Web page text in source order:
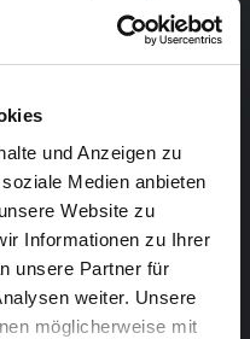
und Anzeigen zu
Medien anbieten
Website zu
Informationen zu Ihrer
unsere Partner für
weiter. Unsere
möglicherweise mit
die Freiheit
Diese Freiheit steckt in